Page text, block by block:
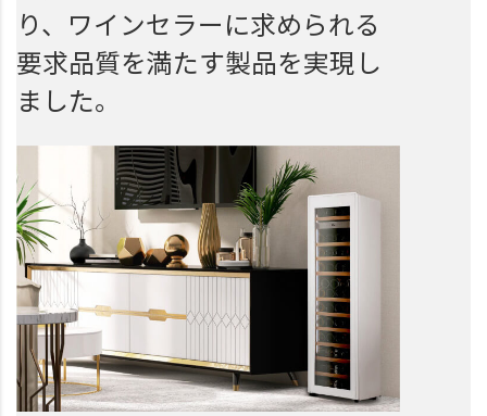
り、ワインセラーに求められる
要求品質を満たす製品を実現し
ました。